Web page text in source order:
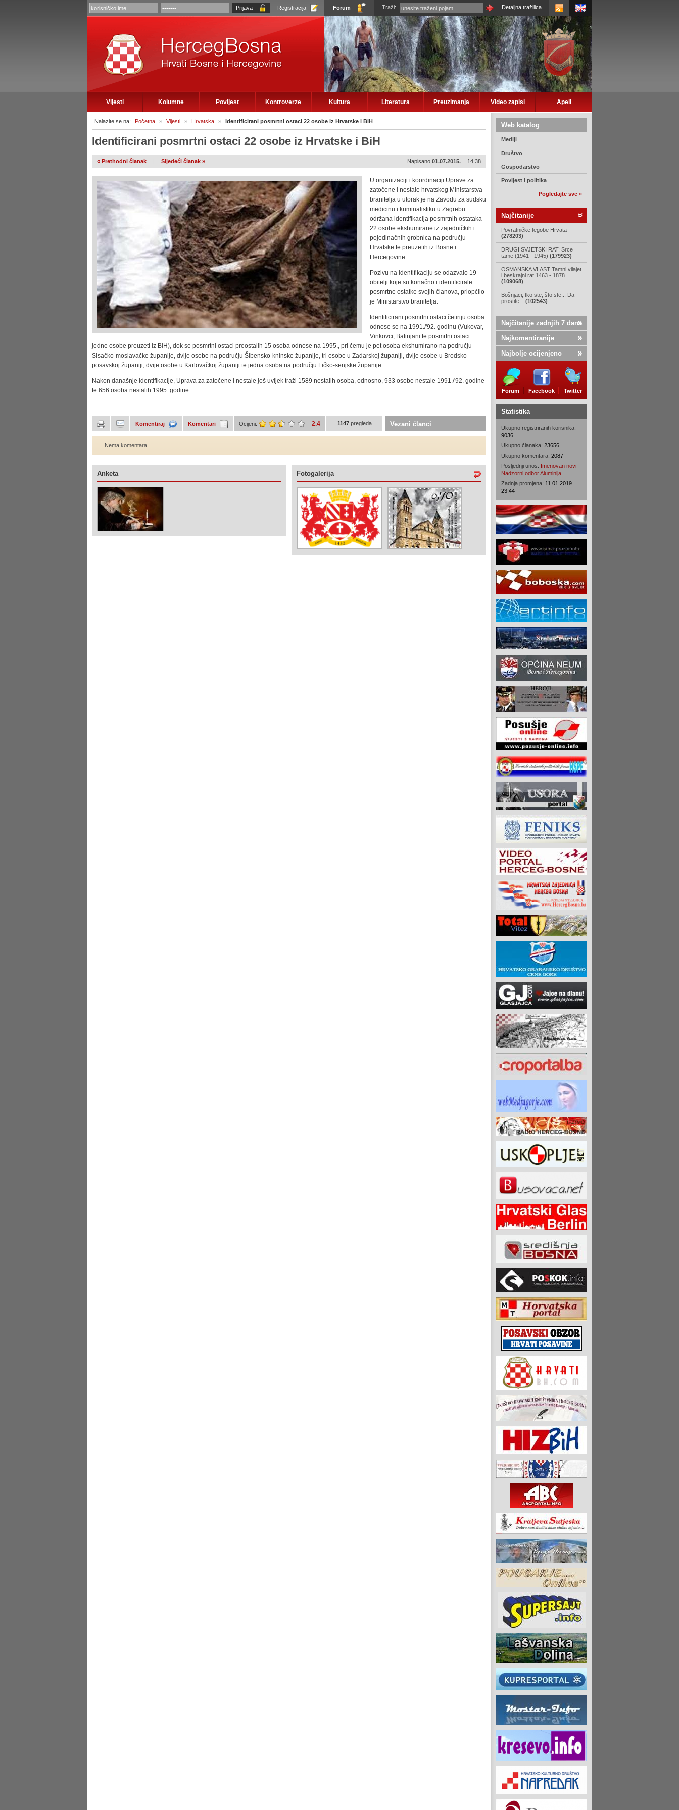
Registracija Forum Traži: Detaljna tražilica
Vijesti Kolumne Povijest Kontroverze Kultura Literatura Preuzimanja Video zapisi Apeli
Web katalog
Mediji
Društvo
Gospodarstvo
Povijest i politika
Pogledajte sve »
Najčitanije
Povratničke tegobe Hrvata
(278203)
DRUGI SVJETSKI RAT: Srce
tame (1941 - 1945) (179923)
OSMANSKA VLAST Tamni vilajet
i beskrajni rat 1463 - 1878
(109068)
Bošnjaci, tko ste, što ste... Da
prostite... (102543)
Najčitanije zadnjih 7 dana
Najkomentiranije
Najbolje ocijenjeno
Forum Facebook Twitter
Statistika
Ukupno registriranih korisnika:
9036
Ukupno članaka: 23656
Ukupno komentara: 2087
Posljednji unos: Imenovan novi
Nadzorni odbor Aluminija
Zadnja promjena: 11.01.2019.
23:44
Nalazite se na: Početna » Vijesti » Hrvatska » Identificirani posmrtni ostaci 22 osobe iz Hrvatske i BiH
Identificirani posmrtni ostaci 22 osobe iz Hrvatske i BiH
« Prethodni članak | Sljedeći članak » Napisano 01.07.2015. 14:38
U organizaciji i koordinaciji Uprave za
zatočene i nestale hrvatskog Ministarstva
branitelja u utorak je na Zavodu za sudsku
medicinu i kriminalistiku u Zagrebu
održana identifikacija posmrtnih ostataka
22 osobe ekshumirane iz zajedničkih i
pojedinačnih grobnica na području
Hrvatske te preuzetih iz Bosne i
Hercegovine.
Pozivu na identifikaciju se odazvalo 19
obitelji koje su konačno i identificirale
posmrtne ostatke svojih članova, priopćilo
je Ministarstvo branitelja.
Identificirani posmrtni ostaci četiriju osoba
odnose se na 1991./'92. godinu (Vukovar,
Vinkovci, Batinjani te posmrtni ostaci
jedne osobe preuzeti iz BiH), dok se posmrtni ostaci preostalih 15 osoba odnose na 1995., pri čemu je pet osoba ekshumirano na području
Sisačko-moslavačke županije, dvije osobe na području Šibensko-kninske županije, tri osobe u Zadarskoj županiji, dvije osobe u Brodsko-
posavskoj županiji, dvije osobe u Karlovačkoj županiji te jedna osoba na području Ličko-senjske županije.
Nakon današnje identifikacije, Uprava za zatočene i nestale još uvijek traži 1589 nestalih osoba, odnosno, 933 osobe nestale 1991./'92. godine
te 656 osoba nestalih 1995. godine.
Komentiraj Komentari Ocijeni: 2.4 1147pregleda Vezani članci
Nema komentara
Anketa Fotogalerija